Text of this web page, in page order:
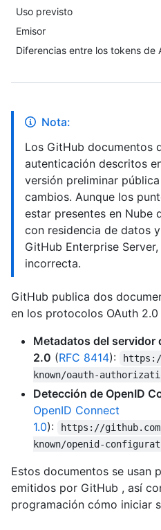
Uso previsto
Emisor
Diferencias entre los tokens de
Nota:
Los GitHub documentos
autenticación descritos
versión preliminar
cambios. Aunque los
estar presentes en Nube
con residencia de datos
GitHub Enterprise
incorrecta.
GitHub publica dos
en los protocolos OAuth
Metadatos del servidor
2.0 (RFC 8414):
known/oauth-
Detección de OpenID
OpenID Connect
1.0):
https://
known/openid-
Estos documentos se usan
emitidos por GitHub , así
programación cómo iniciar